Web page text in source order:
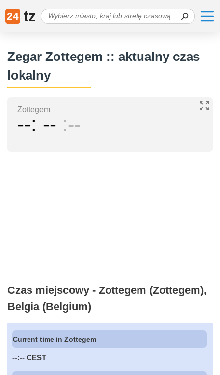
24 tz
Zegar Zottegem :: aktualny czas
lokalny
Zottegem
-- -- --
Czas miejscowy - Zottegem (Zottegem),
Belgia (Belgium)
Current time in Zottegem
--:-- CEST